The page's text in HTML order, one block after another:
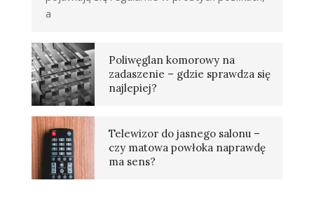
a
Poliwęglan komorowy na
zadaszenie – gdzie sprawdza się
najlepiej?
Telewizor do jasnego salonu –
czy matowa powłoka naprawdę
ma sens?